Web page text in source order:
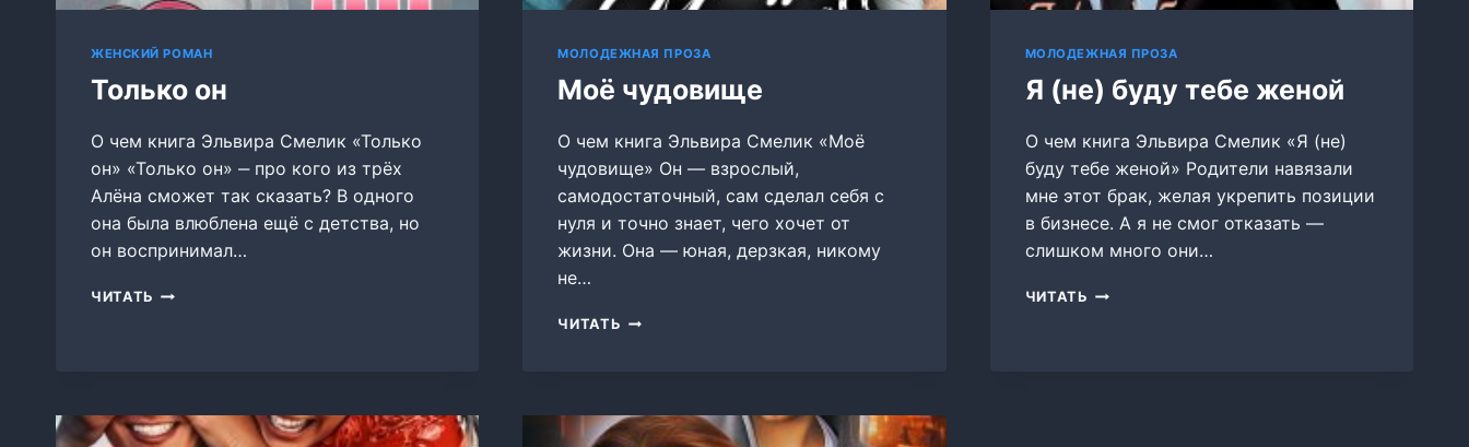
ЖЕНСКИЙ РОМАН
Только он
О чем книга Эльвира Смелик «Только
он» «Только он» ‒ про кого из трёх
Алёна сможет так сказать? В одного
она была влюблена ещё с детства, но
он воспринимал…
ЧИТАТЬ ТОЛЬКО
МОЛОДЕЖНАЯ ПРОЗА
Моё чудовище
О чем книга Эльвира Смелик «Моё
чудовище» Он — взрослый,
самодостаточный, сам сделал себя с
нуля и точно знает, чего хочет от
жизни. Она — юная, дерзкая, никому
не…
ЧИТАТЬ МОЁ
МОЛОДЕЖНАЯ ПРОЗА
Я (не) буду тебе женой
О чем книга Эльвира Смелик «Я (не)
буду тебе женой» Родители навязали
мне этот брак, желая укрепить позиции
в бизнесе. А я не смог отказать —
слишком много они…
ЧИТАТЬ Я